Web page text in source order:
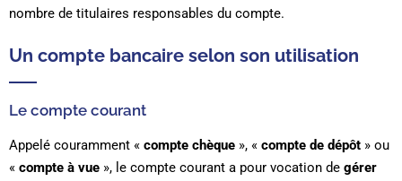
nombre de titulaires responsables du compte.
Un compte bancaire selon son utilisation
Le compte courant
Appelé couramment « compte chèque », « compte de dépôt » ou
« compte à vue », le compte courant a pour vocation de gérer